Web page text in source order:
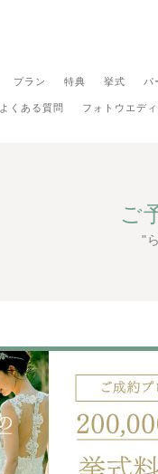
プラン 特典 挙式 パ
よくある質問 フォトウエデ
ご
"